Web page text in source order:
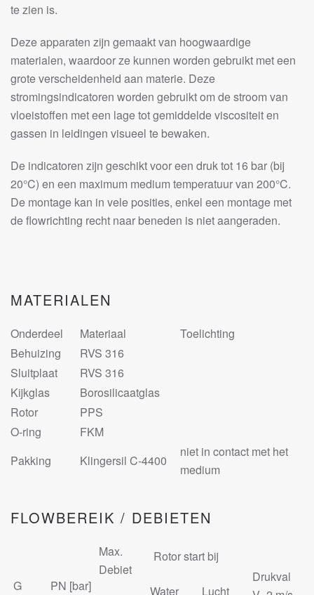
te zien is.
Deze apparaten zijn gemaakt van hoogwaardige
materialen, waardoor ze kunnen worden gebruikt met een
grote verscheidenheid aan materie. Deze
stromingsindicatoren worden gebruikt om de stroom van
vloeistoffen met een lage tot gemiddelde viscositeit en
gassen in leidingen visueel te bewaken.
De indicatoren zijn geschikt voor een druk tot 16 bar (bij
20°C) en een maximum medium temperatuur van 200°C.
De montage kan in vele posities, enkel een montage met
de flowrichting recht naar beneden is niet aangeraden.
MATERIALEN
Onderdeel Materiaal
Toelichting
Behuizing
RVS 316
Sluitplaat
RVS 316
Kijkglas
Borosilicaatglas
Rotor
PPS
O-ring
FKM
Pakking
Klingersil C-4400
niet in contact met het
medium
FLOWBEREIK / DEBIETEN
G PN [bar]
Max.
Debiet
Rotor start bij
Drukval
Water Lucht